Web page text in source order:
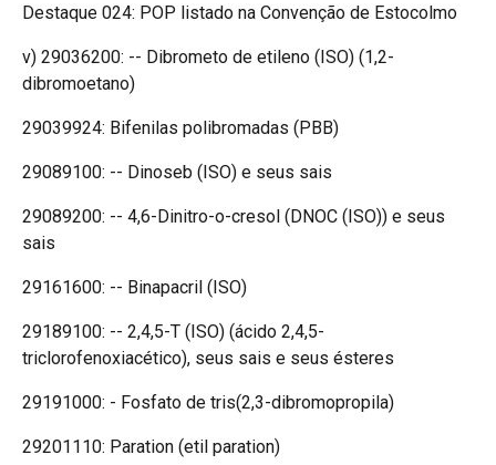
Destaque 024: POP listado na Convenção de Estocolmo
v) 29036200: -- Dibrometo de etileno (ISO) (1,2-
dibromoetano)
29039924: Bifenilas polibromadas (PBB)
29089100: -- Dinoseb (ISO) e seus sais
29089200: -- 4,6-Dinitro-o-cresol (DNOC (ISO)) e seus
sais
29161600: -- Binapacril (ISO)
29189100: -- 2,4,5-T (ISO) (ácido 2,4,5-
triclorofenoxiacético), seus sais e seus ésteres
29191000: - Fosfato de tris(2,3-dibromopropila)
29201110: Paration (etil paration)